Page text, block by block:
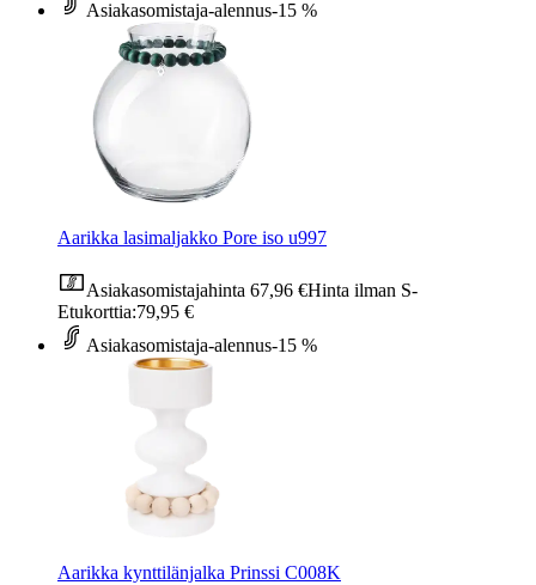
Asiakasomistaja-alennus-15 %
Aarikka lasimaljakko Pore iso u997
Asiakasomistajahinta 67,96 €Hinta ilman S-
Etukorttia:79,95 €
Asiakasomistaja-alennus-15 %
Aarikka kynttilänjalka Prinssi C008K